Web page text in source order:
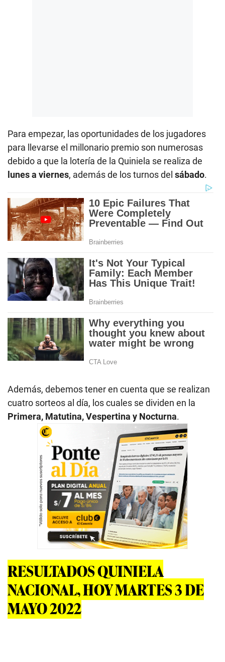
Para empezar, las oportunidades de los jugadores
para llevarse el millonario premio son numerosas
debido a que la lotería de la Quiniela se realiza de
lunes a viernes, además de los turnos del sábado.
Además, debemos tener en cuenta que se realizan
cuatro sorteos al día, los cuales se dividen en la
Primera, Matutina, Vespertina y Nocturna.
RESULTADOS QUINIELA
NACIONAL, HOY MARTES 3 DE
MAYO 2022